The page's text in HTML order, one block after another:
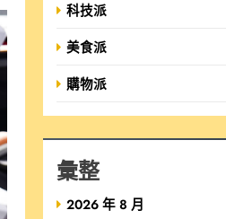
科技派
美食派
購物派
彙整
2026 年 8 月